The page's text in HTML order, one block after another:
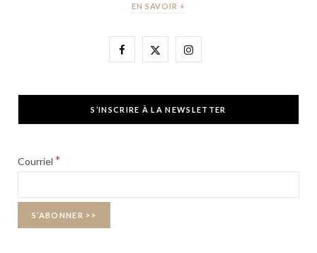
EN SAVOIR +
F
e
X
w
I
t
S’INSCRIRE À LA NEWSLETTER
Courriel *